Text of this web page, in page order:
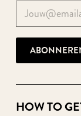
HOW TO